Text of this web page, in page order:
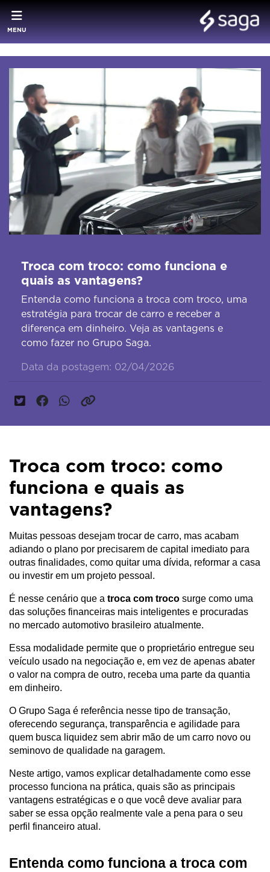
MENU
Troca com troco: como funciona e
quais as vantagens?
Entenda como funciona a troca com troco, uma
estratégia para trocar de carro e receber a
diferença em dinheiro. Veja as vantagens e
como fazer no Grupo Saga.
Data da postagem: 02/04/2026
Troca com troco: como
funciona e quais as
vantagens?
Muitas pessoas desejam trocar de carro, mas acabam
adiando o plano por precisarem de capital imediato para
outras finalidades, como quitar uma dívida, reformar a casa
ou investir em um projeto pessoal.
É nesse cenário que a troca com troco surge como uma
das soluções financeiras mais inteligentes e procuradas
no mercado automotivo brasileiro atualmente.
Essa modalidade permite que o proprietário entregue seu
veículo usado na negociação e, em vez de apenas abater
o valor na compra de outro, receba uma parte da quantia
em dinheiro.
O Grupo Saga é referência nesse tipo de transação,
oferecendo segurança, transparência e agilidade para
quem busca liquidez sem abrir mão de um carro novo ou
seminovo de qualidade na garagem.
Neste artigo, vamos explicar detalhadamente como esse
processo funciona na prática, quais são as principais
vantagens estratégicas e o que você deve avaliar para
saber se essa opção realmente vale a pena para o seu
perfil financeiro atual.
Entenda como funciona a troca com